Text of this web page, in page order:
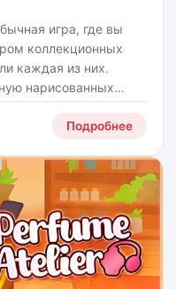
игра, где вы
коллекционных
каждая из них.
нарисованных
с
а подделки
Подробнее